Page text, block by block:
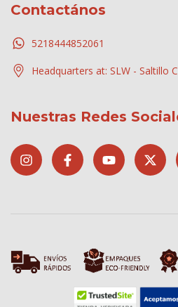
Contactános
5218444852061
Headquarters at: SLW - Saltillo
Nuestras Redes